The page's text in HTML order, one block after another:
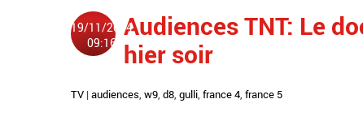
19/11/2014
09:16
Audiences TNT: Le
hier soir
TV | audiences, w9, d8, gulli, france 4, france 5